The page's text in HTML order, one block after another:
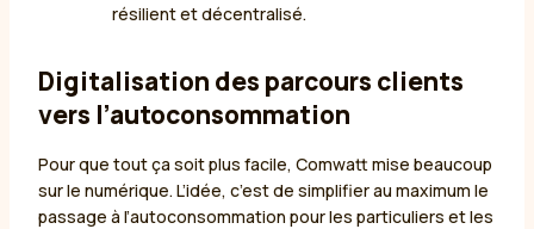
résilient et décentralisé.
Digitalisation des parcours clients
vers l’autoconsommation
Pour que tout ça soit plus facile, Comwatt mise beaucoup
sur le numérique. L’idée, c’est de simplifier au maximum le
passage à l’autoconsommation pour les particuliers et les